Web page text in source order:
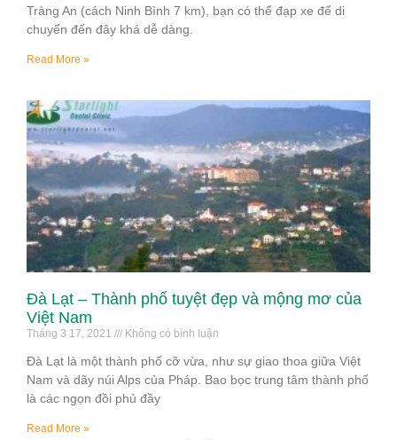
Tràng An (cách Ninh Bình 7 km), bạn có thể đạp xe để di
chuyển đến đây khá dễ dàng.
Read More »
Đà Lạt – Thành phố tuyệt đẹp và mộng mơ của
Việt Nam
Tháng 3 17, 2021 Không có bình luận
Đà Lạt là một thành phố cỡ vừa, như sự giao thoa giữa Việt
Nam và dãy núi Alps của Pháp. Bao bọc trung tâm thành phố
là các ngọn đồi phủ đầy
Read More »